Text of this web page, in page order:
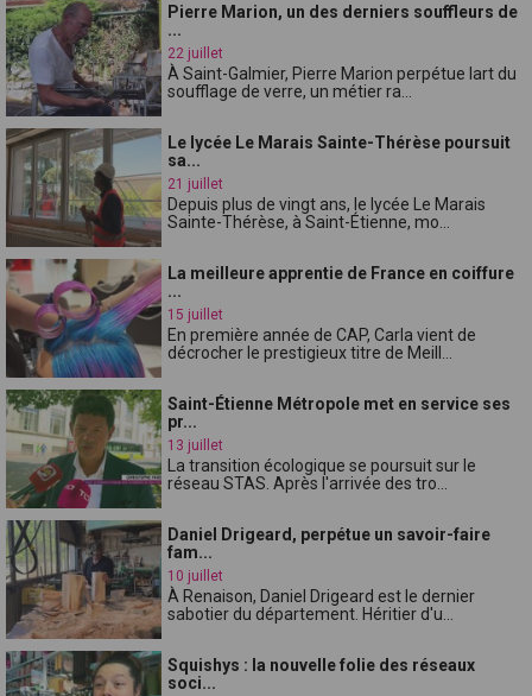
Pierre Marion, un des derniers souffleurs de
...
22 juillet
À Saint-Galmier, Pierre Marion perpétue lart du
soufflage de verre, un métier ra...
Le lycée Le Marais Sainte-Thérèse poursuit
sa...
21 juillet
Depuis plus de vingt ans, le lycée Le Marais
Sainte-Thérèse, à Saint-Étienne, mo...
La meilleure apprentie de France en coiffure
...
15 juillet
En première année de CAP, Carla vient de
décrocher le prestigieux titre de Meill...
Saint-Étienne Métropole met en service ses
pr...
13 juillet
La transition écologique se poursuit sur le
réseau STAS. Après l'arrivée des tro...
Daniel Drigeard, perpétue un savoir-faire
fam...
10 juillet
À Renaison, Daniel Drigeard est le dernier
sabotier du département. Héritier d'u...
Squishys : la nouvelle folie des réseaux
soci...